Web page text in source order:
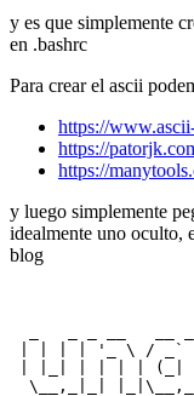
y es que simplemente
en .bashrc
Para crear el ascii
https://
https://
https://
y luego simplemente
idealmente uno oculto,
blog
| | | | '_ \ / _`
| |_| | | | | (_|
\__,_|_|